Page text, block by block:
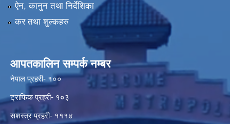
ऐन, कानुन तथा निर्देशिका
कर तथा शुल्कहरु
आपतकालिन सम्पर्क नम्बर
नेपाल प्रहरी- १००
ट्राफिक प्रहरी- १०३
सशस्त्र प्रहरी- १११४